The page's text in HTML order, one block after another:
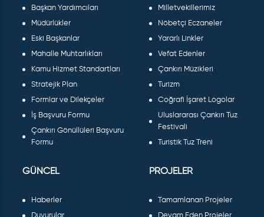
Başkan Yardımcıları
Müdürlükler
Eski Başkanlar
Mahalle Muhtarlıkları
Kamu Hizmet Standartları
Stratejik Plan
Formlar ve Dilekçeler
İş Başvuru Formu
Çankırı Gönüllüleri Başvuru
Formu
Milletvekillerimiz
Nöbetçi Eczaneler
Yararlı Linkler
Vefat Edenler
Çankırı Müzikleri
Turizm
Coğrafi İşaret Logolar
Uluslararası Çankırı Tuz
Festivali
Turistik Tuz Treni
GÜNCEL
Haberler
PROJELER
Tamamlanan Projeler